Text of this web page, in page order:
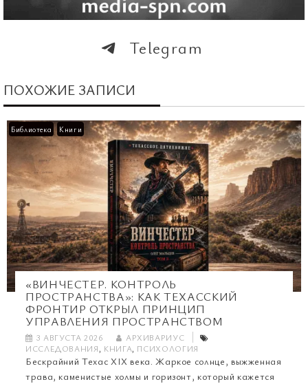
Telegram
ПОХОЖИЕ ЗАПИСИ
Библиотека Книги
«ВИНЧЕСТЕР. КОНТРОЛЬ
ПРОСТРАНСТВА»: КАК ТЕХАССКИЙ
ФРОНТИР ОТКРЫЛ ПРИНЦИП
УПРАВЛЕНИЯ ПРОСТРАНСТВОМ
3 АВГУСТА 2026
АРХИВАРИУС
ИССЛЕДОВАНИЯ, КНИГА, ПСИХОЛОГИЯ
Бескрайний Техас XIX века. Жаркое солнце, выжженная
трава, каменистые холмы и горизонт, который кажется